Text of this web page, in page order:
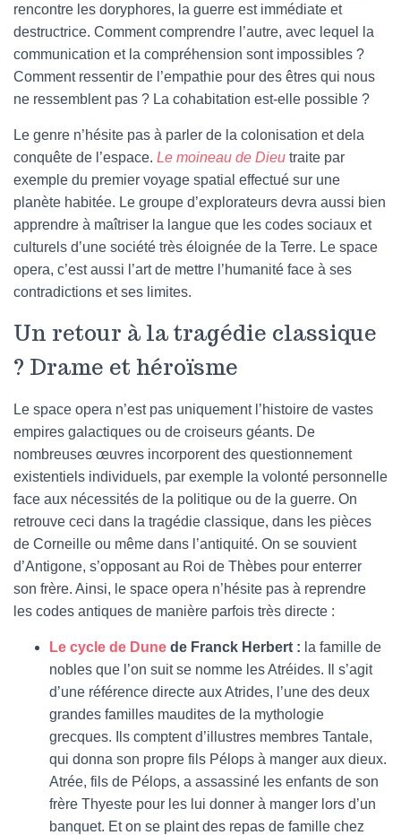
rencontre les doryphores, la guerre est immédiate et
destructrice. Comment comprendre l’autre, avec lequel la
communication et la compréhension sont impossibles ?
Comment ressentir de l’empathie pour des êtres qui nous
ne ressemblent pas ? La cohabitation est-elle possible ?
Le genre n’hésite pas à parler de la colonisation et dela
conquête de l’espace. Le moineau de Dieu traite par
exemple du premier voyage spatial effectué sur une
planète habitée. Le groupe d’explorateurs devra aussi bien
apprendre à maîtriser la langue que les codes sociaux et
culturels d’une société très éloignée de la Terre. Le space
opera, c’est aussi l’art de mettre l’humanité face à ses
contradictions et ses limites.
Un retour à la tragédie classique
? Drame et héroïsme
Le space opera n’est pas uniquement l’histoire de vastes
empires galactiques ou de croiseurs géants. De
nombreuses œuvres incorporent des questionnement
existentiels individuels, par exemple la volonté personnelle
face aux nécessités de la politique ou de la guerre. On
retrouve ceci dans la tragédie classique, dans les pièces
de Corneille ou même dans l’antiquité. On se souvient
d’Antigone, s’opposant au Roi de Thèbes pour enterrer
son frère. Ainsi, le space opera n’hésite pas à reprendre
les codes antiques de manière parfois très directe :
Le cycle de Dune de Franck Herbert : la famille de
nobles que l’on suit se nomme les Atréides. Il s’agit
d’une référence directe aux Atrides, l’une des deux
grandes familles maudites de la mythologie
grecques. Ils comptent d’illustres membres Tantale,
qui donna son propre fils Pélops à manger aux dieux.
Atrée, fils de Pélops, a assassiné les enfants de son
frère Thyeste pour les lui donner à manger lors d’un
banquet. Et on se plaint des repas de famille chez